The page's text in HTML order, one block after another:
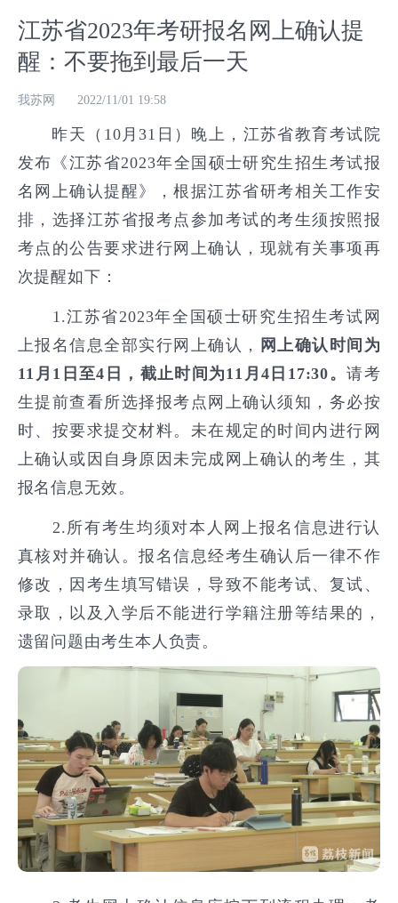
江苏省2023年考研报名网上确认提
醒：不要拖到最后一天
我苏网 2022/11/01 19:58
昨天（10月31日）晚上，江苏省教育考试院
发布《江苏省2023年全国硕士研究生招生考试报
名网上确认提醒》，根据江苏省研考相关工作安
排，选择江苏省报考点参加考试的考生须按照报
考点的公告要求进行网上确认，现就有关事项再
次提醒如下：
1.江苏省2023年全国硕士研究生招生考试网
上报名信息全部实行网上确认，
网上确认时间为
11月1日至4日，截止时间为11月4日17:30。请考
生提前查看所选择报考点网上确认须知，务必按
时、按要求提交材料。未在规定的时间内进行网
上确认或因自身原因未完成网上确认的考生，其
报名信息无效。
2.所有考生均须对本人网上报名信息进行认
真核对并确认。报名信息经考生确认后一律不作
修改，因考生填写错误，导致不能考试、复试、
录取，以及入学后不能进行学籍注册等结果的，
遗留问题由考生本人负责。